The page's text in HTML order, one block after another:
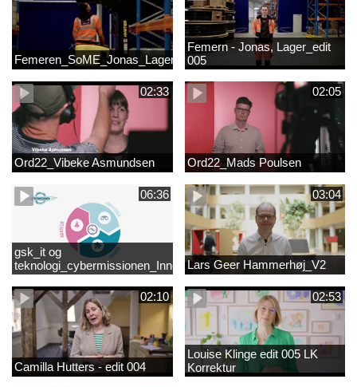
Femeren_SoME_Jonas_Lager
Femern - Jonas, Lager_edit
005
02:33
Ord22_Vibeke Asmundsen
02:05
Ord22_Mads Poulsen
06:36
gsk_it og
teknologi_cybermissionen_Innovationscirklen
03:04
Lars Geer Hammerhøj_V2
02:10
Camilla Hutters - edit 004
02:53
Louise Klinge edit 005 LK
Korrektur